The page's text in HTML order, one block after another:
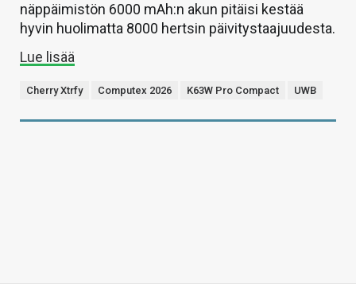
näppäimistön 6000 mAh:n akun pitäisi kestää
hyvin huolimatta 8000 hertsin päivitystaajuudesta.
Lue lisää
Cherry Xtrfy Computex 2026 K63W Pro Compact UWB